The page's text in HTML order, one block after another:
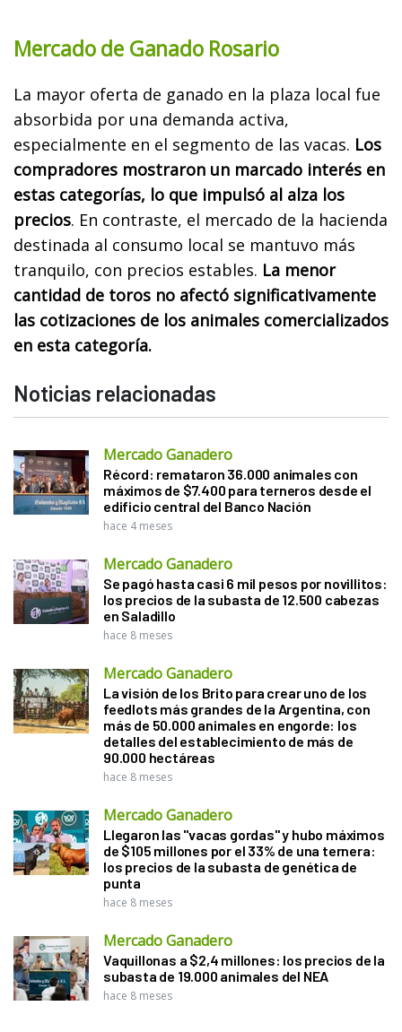
Mercado de Ganado Rosario
La mayor oferta de ganado en la plaza local fue
absorbida por una demanda activa,
especialmente en el segmento de las vacas. Los
compradores mostraron un marcado interés en
estas categorías, lo que impulsó al alza los
precios. En contraste, el mercado de la hacienda
destinada al consumo local se mantuvo más
tranquilo, con precios estables. La menor
cantidad de toros no afectó significativamente
las cotizaciones de los animales comercializados
en esta categoría.
Noticias relacionadas
Mercado Ganadero
Récord: remataron 36.000 animales con
máximos de $7.400 para terneros desde el
edificio central del Banco Nación
hace 4 meses
Mercado Ganadero
Se pagó hasta casi 6 mil pesos por novillitos:
los precios de la subasta de 12.500 cabezas
en Saladillo
hace 8 meses
Mercado Ganadero
La visión de los Brito para crear uno de los
feedlots más grandes de la Argentina, con
más de 50.000 animales en engorde: los
detalles del establecimiento de más de
90.000 hectáreas
hace 8 meses
Mercado Ganadero
Llegaron las "vacas gordas" y hubo máximos
de $105 millones por el 33% de una ternera:
los precios de la subasta de genética de
punta
hace 8 meses
Mercado Ganadero
Vaquillonas a $2,4 millones: los precios de la
subasta de 19.000 animales del NEA
hace 8 meses